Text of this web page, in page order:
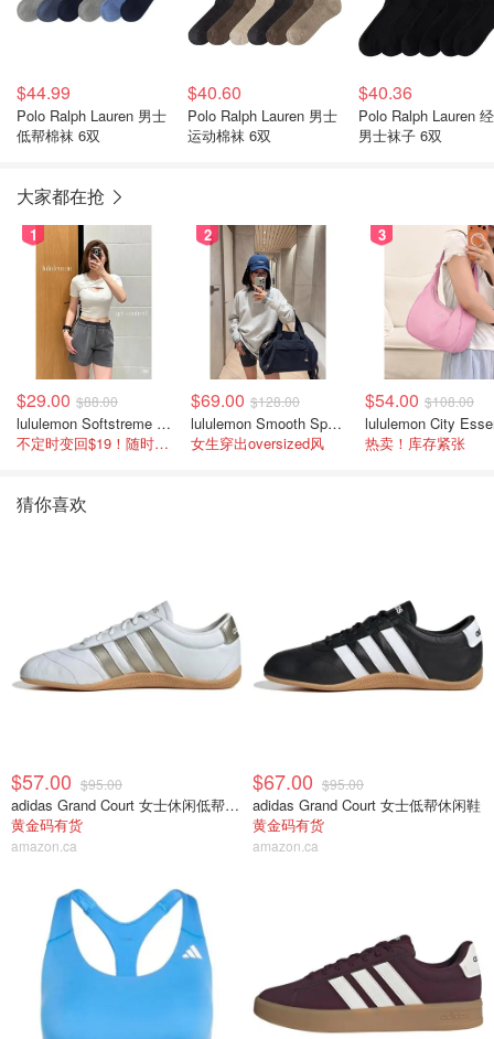
$44.99
Polo Ralph Lauren 男士
低帮棉袜 6双
$40.60
Polo Ralph Lauren 男士
运动棉袜 6双
$40.36
Polo Ralph Lauren
男士袜子 6双
大家都在抢
1
$29.00 $88.00
lululemon Softstreme 女士高腰短裤 10cm
不定时变回$19！随时点进来看
2
$69.00 $128.00
lululemon Smooth Spacer 经典卫衣
女生穿出oversized风
3
$54.00 $108.00
热卖！库存紧张
猜你喜欢
$57.00 $95.00
adidas Grand Court 女士休闲低帮运动鞋
黄金码有货
amazon.ca
$67.00 $95.00
adidas Grand Court 女士低帮休闲鞋
黄金码有货
amazon.ca